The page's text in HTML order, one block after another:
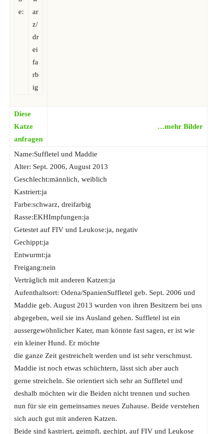
e:
ar
z/
dr
ei
fa
rb
ig
Diese
Katze
anfragen
…mehr Bilder
Name:Suffletel und Maddie
Alter: Sept. 2006, August 2013
Geschlecht:männlich, weiblich
Kastriert:ja
Farbe:schwarz, dreifarbig
Rasse:EKHImpfungen:ja
Getestet auf FIV und Leukose:ja, negativ
Gechippt:ja
Entwurmt:ja
Freigang:nein
Verträglich mit anderen Katzen:ja
Aufenthaltsort: Odena/SpanienSuffletel geb. Sept. 2006 und
Maddie geb. August 2013 wurden von ihren Besitzern bei uns
abgegeben, weil sie ins Ausland gehen. Suffletel ist ein
aussergewöhnlicher Kater, man könnte fast sagen, er ist wie
ein kleiner Hund. Er möchte
die ganze Zeit gestreichelt werden und ist sehr verschmust.
Maddie ist noch etwas schüchtern, lässt sich aber auch
gerne streicheln. Sie orientiert sich sehr an Suffletel und
deshalb möchten wir die Beiden nicht trennen und suchen
nun für sie ein gemeinsames neues Zuhause. Beide verstehen
sich auch gut mit anderen Katzen.
Beide sind kastriert, geimpft, gechipt, auf FIV und Leukose